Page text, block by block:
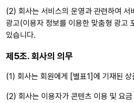
(2) 회사는 서비스의 운영과 관련하여 서
광고(이용자 정보를 이용한 맞춤형 광고
있습니다.
제5조. 회사의 의무
(1) 회사는 회원에게 [별표1]에 기재된
(2) 회사는 이용자가 콘텐츠 이용 및 요